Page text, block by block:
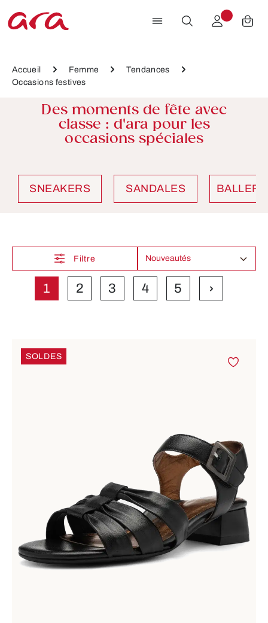
Passer au contenu principal
Accueil Femme
Tendances
Occasions festives
Des moments de fête avec
classe : d'ara pour les
occasions spéciales
SNEAKERS SANDALES
Page
1 Page
2 Page
3 Page
4 Page
5
Filtre
SOLDES